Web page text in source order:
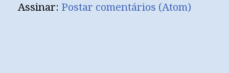
Assinar: Postar comentários (Atom)